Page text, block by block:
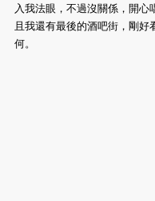
入我法眼，不過沒關係，開心
且我還有最後的酒吧街，剛好
何。